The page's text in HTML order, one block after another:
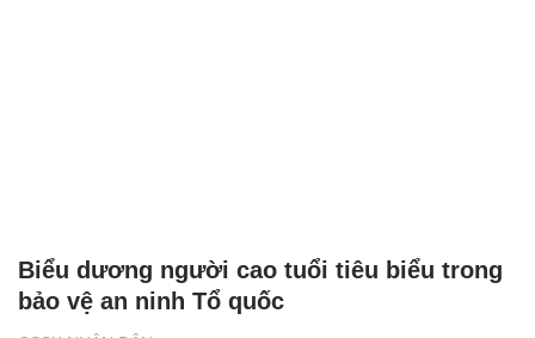
Biểu dương người cao tuổi tiêu biểu trong
bảo vệ an ninh Tổ quốc